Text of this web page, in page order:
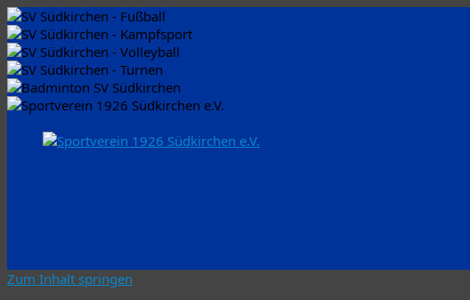
Zum Inhalt springen